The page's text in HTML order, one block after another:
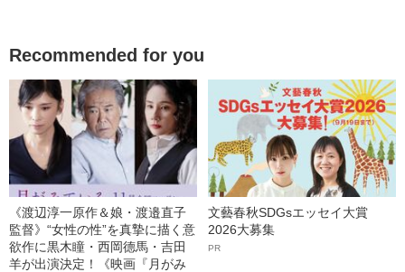
Recommended for you
《渡辺淳一原作＆娘・渡邉直子
監督》“女性の性”を真摯に描く意
欲作に黒木瞳・西岡德馬・吉田
羊が出演決定！《映画『月がみ
文藝春秋SDGsエッセイ大賞
2026大募集
PR